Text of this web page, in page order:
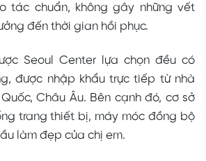
tác chuẩn, không gây những vết
đến thời gian hồi phục.
Seoul Center lựa chọn đều có
được nhập khẩu trực tiếp từ nhà
Châu Âu. Bên cạnh đó, cơ sở
trang thiết bị, máy móc đồng bộ
làm đẹp của chị em.